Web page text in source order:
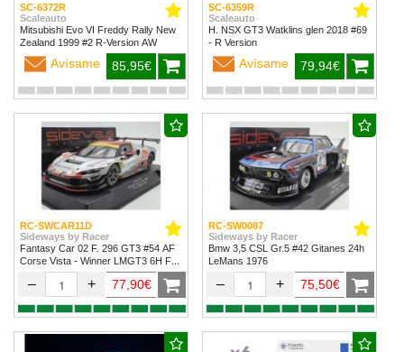
SC-6372R
Scaleauto
Mitsubishi Evo VI Freddy Rally New
Zealand 1999 #2 R-Version AW
Avísame 85,95€
SC-6359R
Scaleauto
H. NSX GT3 Watklins glen 2018 #69
- R Version
Avísame 79,94€
RC-SWCAR11D
Sideways by Racer
Fantasy Car 02 F. 296 GT3 #54 AF
Corse Vista - Winner LMGT3 6H Fuji
– + 77,90€
RC-SW0087
Sideways by Racer
Bmw 3,5 CSL Gr.5 #42 Gitanes 24h
LeMans 1976
– + 75,50€